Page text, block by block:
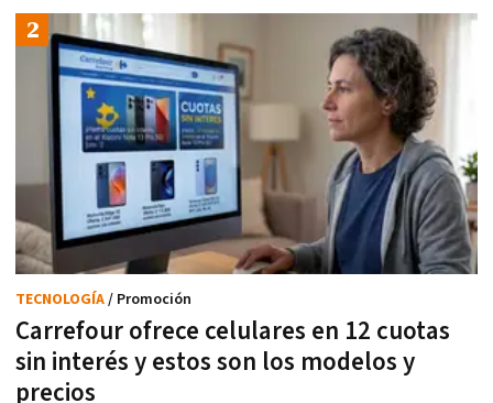
Carrefour ofrece celulares en 12 cuotas
sin interés y estos son los modelos y
precios
TECNOLOGÍA/ Promoción